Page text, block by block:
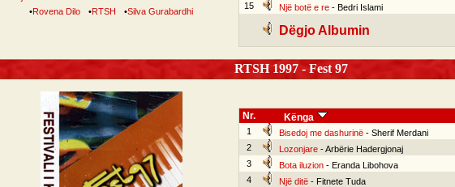
•Rovena Dilo •RTSH •Silva Gurabardhi
15
Një botë e re- Bedri Islami
Dëgjo Albumin
RTSH 1997 - Fest 97
Nr. Kënga
1 Bisedoj me dashurinë- Sherif Merdani
2
Lozonjare- Arbërie Hadergjonaj
3
Bota iluzion- Eranda Libohova
4
Një ditë- Fitnete Tuda